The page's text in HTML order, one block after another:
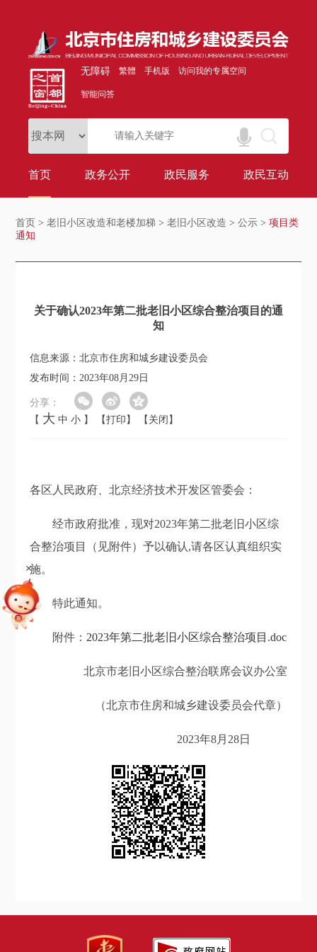
无障碍 繁體 手机版 访问我的专属空间
智能问答
首页 政务公开 政民服务 政民互动
首页 >老旧小区改造和老楼加梯 >老旧小区改造 >公示 >项目类
通知
关于确认2023年第二批老旧小区综合整治项目的通
知
信息来源：北京市住房和城乡建设委员会
发布时间：2023年08月29日
分享：
【 大 中 小 】 【打印】 【关闭】
各区人民政府、北京经济技术开发区管委会：
经市政府批准，现对2023年第二批老旧小区综
合整治项目（见附件）予以确认,请各区认真组织实
施。
特此通知。
附件： 2023年第二批老旧小区综合整治项目.doc
北京市老旧小区综合整治联席会议办公室
（北京市住房和城乡建设委员会代章）
2023年8月28日
+